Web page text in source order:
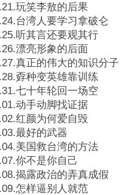
玩笑李敖的后果
台湾人要学习拿破仑
听其言还要观其行
漂亮形象的后面
真正的伟大的知识分子
孬种变英雄靠训练
七十年轮回一场空
动手动脚找证据
红颜为何爱自毁
最好的武器
美国救台湾的方法
你不是你自己
揭露政治的弄真成假
怎样逼别人就范